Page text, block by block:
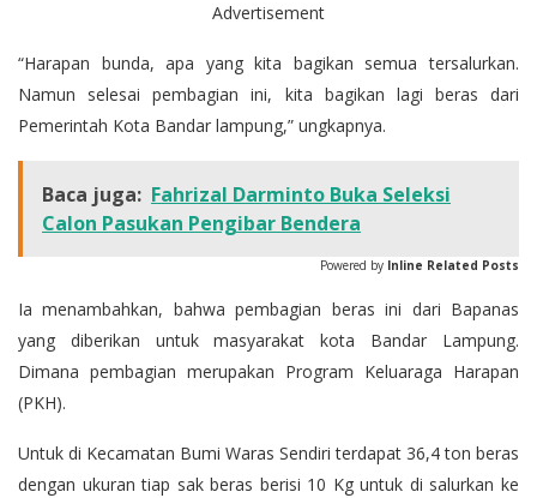
Advertisement
“Harapan bunda, apa yang kita bagikan semua tersalurkan.
Namun selesai pembagian ini, kita bagikan lagi beras dari
Pemerintah Kota Bandar lampung,” ungkapnya.
Baca juga: Fahrizal Darminto Buka Seleksi
Calon Pasukan Pengibar Bendera
Powered by Inline Related Posts
Ia menambahkan, bahwa pembagian beras ini dari Bapanas
yang diberikan untuk masyarakat kota Bandar Lampung.
Dimana pembagian merupakan Program Keluaraga Harapan
(PKH).
Untuk di Kecamatan Bumi Waras Sendiri terdapat 36,4 ton beras
dengan ukuran tiap sak beras berisi 10 Kg untuk di salurkan ke